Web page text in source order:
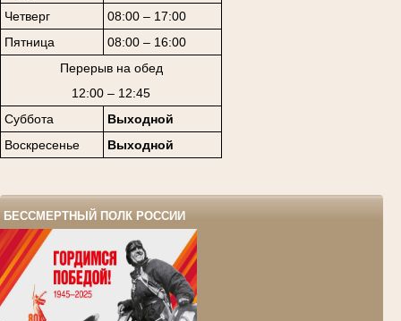
Четверг
08:00 – 17:00
Пятница
08:00 – 16:00
Перерыв на обед
12:00 – 12:45
Суббота
Выходной
Воскресенье
Выходной
БЕССМЕРТНЫЙ ПОЛК РОССИИ